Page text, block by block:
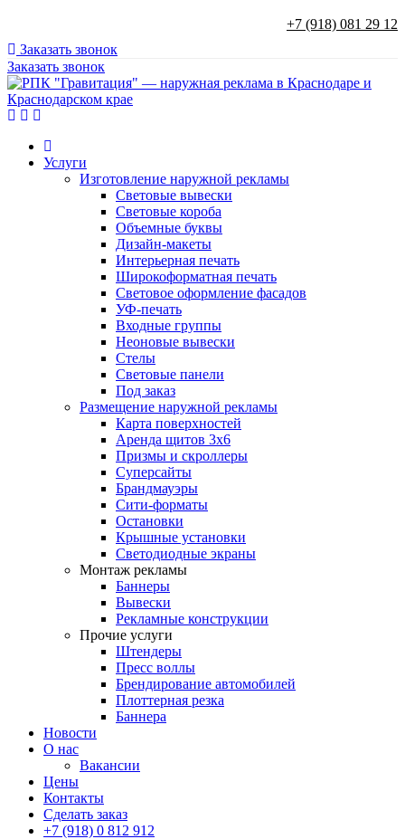
+7 (918) 081 29 12
Заказать звонок
Заказать звонок
Услуги
Изготовление наружной рекламы
Световые вывески
Световые короба
Объемные буквы
Дизайн-макеты
Интерьерная печать
Широкоформатная печать
Световое оформление фасадов
УФ-печать
Входные группы
Неоновые вывески
Стелы
Световые панели
Под заказ
Размещение наружной рекламы
Карта поверхностей
Аренда щитов 3х6
Призмы и скроллеры
Суперсайты
Брандмауэры
Сити-форматы
Остановки
Крышные установки
Светодиодные экраны
Монтаж рекламы
Баннеры
Вывески
Рекламные конструкции
Прочие услуги
Штендеры
Пресс воллы
Брендирование автомобилей
Плоттерная резка
Баннера
Новости
О нас
Вакансии
Цены
Контакты
Сделать заказ
+7 (918) 0 812 912